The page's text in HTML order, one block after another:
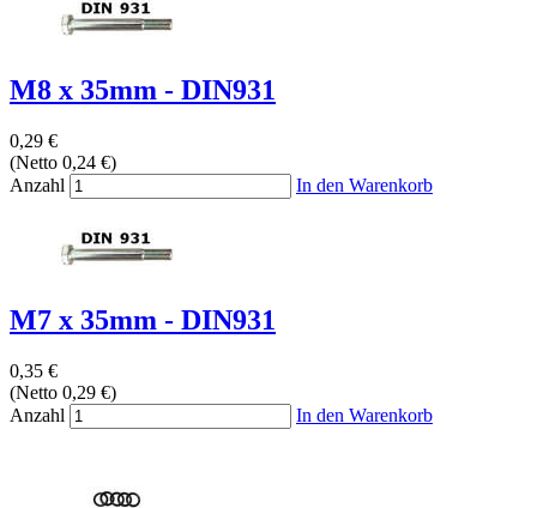
M8 x 35mm - DIN931
0,29 €
(Netto 0,24 €)
Anzahl
In den Warenkorb
M7 x 35mm - DIN931
0,35 €
(Netto 0,29 €)
Anzahl
In den Warenkorb